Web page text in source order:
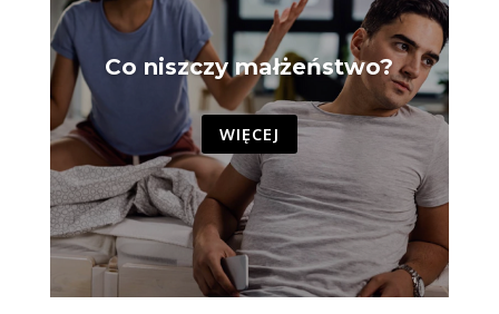
Co niszczy małżeństwo?
WIĘCEJ